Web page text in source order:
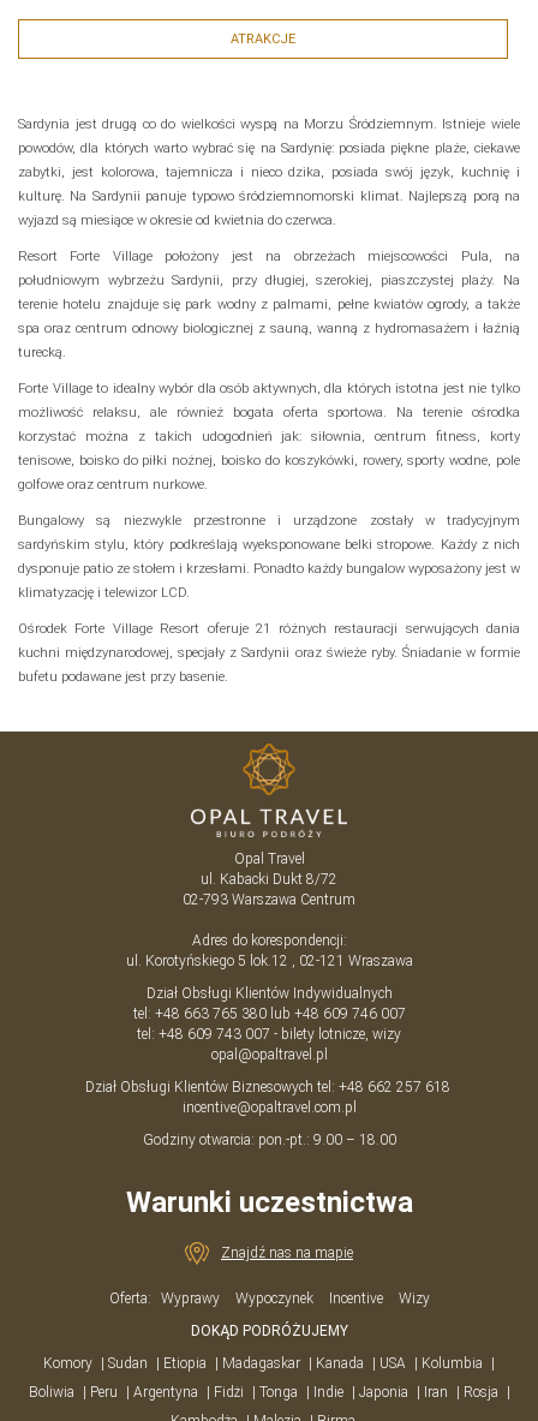
ATRAKCJE
Sardynia jest drugą co do wielkości wyspą na Morzu Śródziemnym. Istnieje wiele
powodów, dla których warto wybrać się na Sardynię: posiada piękne plaże, ciekawe
zabytki, jest kolorowa, tajemnicza i nieco dzika, posiada swój język, kuchnię i
kulturę. Na Sardynii panuje typowo śródziemnomorski klimat. Najlepszą porą na
wyjazd są miesiące w okresie od kwietnia do czerwca.
Resort Forte Village położony jest na obrzeżach miejscowości Pula, na
południowym wybrzeżu Sardynii, przy długiej, szerokiej, piaszczystej plaży. Na
terenie hotelu znajduje się park wodny z palmami, pełne kwiatów ogrody, a także
spa oraz centrum odnowy biologicznej z sauną, wanną z hydromasażem i łaźnią
turecką.
Forte Village to idealny wybór dla osób aktywnych, dla których istotna jest nie tylko
możliwość relaksu, ale również bogata oferta sportowa. Na terenie ośrodka
korzystać można z takich udogodnień jak: siłownia, centrum fitness, korty
tenisowe, boisko do piłki nożnej, boisko do koszykówki, rowery, sporty wodne, pole
golfowe oraz centrum nurkowe.
Bungalowy są niezwykle przestronne i urządzone zostały w tradycyjnym
sardyńskim stylu, który podkreślają wyeksponowane belki stropowe. Każdy z nich
dysponuje patio ze stołem i krzesłami. Ponadto każdy bungalow wyposażony jest w
klimatyzację i telewizor LCD.
Ośrodek Forte Village Resort oferuje 21 różnych restauracji serwujących dania
kuchni międzynarodowej, specjały z Sardynii oraz świeże ryby. Śniadanie w formie
bufetu podawane jest przy basenie.
Opal Travel
ul. Kabacki Dukt 8/72
02-793 Warszawa Centrum
Adres do korespondencji:
ul. Korotyńskiego 5 lok.12 , 02-121 Wraszawa
Dział Obsługi Klientów Indywidualnych
tel: +48 663 765 380lub +48 609 746 007
tel: +48 609 743 007 - bilety lotnicze, wizy
opal@opaltravel.pl
Dział Obsługi Klientów Biznesowych tel: +48 662 257 618
incentive@opaltravel.com.pl
Godziny otwarcia: pon.-pt.: 9.00 – 18.00
Warunki uczestnictwa
Znajdź nas na mapie
Oferta: Wyprawy Wypoczynek Incentive
Wizy
DOKĄD PODRÓŻUJEMY
Komory
Sudan Etiopia Madagaskar Kanada USA
Kolumbia
Boliwia
Peru Argentyna Fidżi Tonga Indie Japonia Iran
Rosja